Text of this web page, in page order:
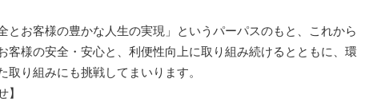
お客様の豊かな人生の実現」というパーパスのもと、これから
客様の安全・安心と、利便性向上に取り組み続けるとともに、環
取り組みにも挑戦してまいります。
】